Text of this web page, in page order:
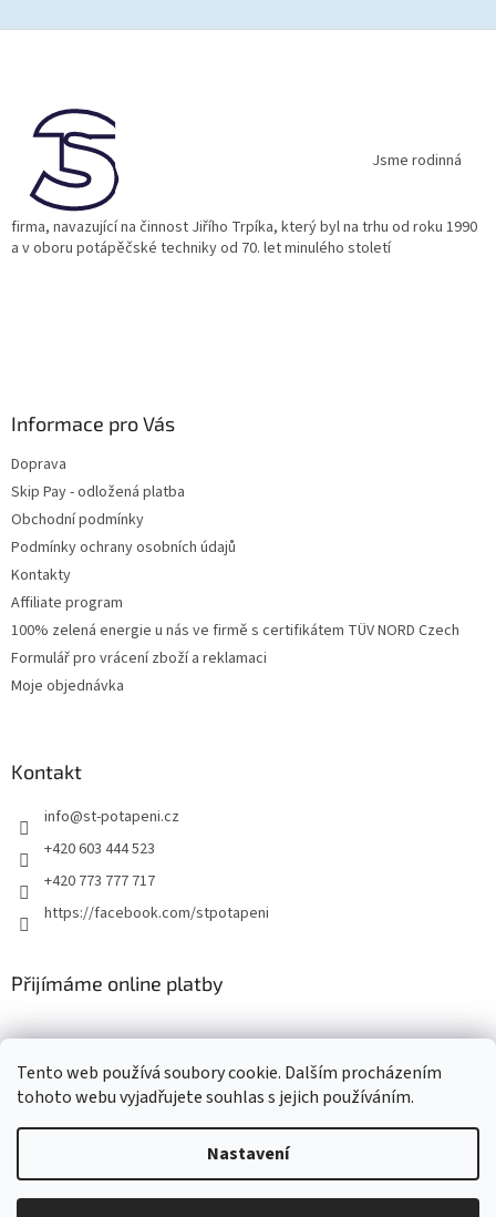
Tento web používá soubory cookie. Dalším procházením
tohoto webu vyjadřujete souhlas s jejich používáním.
Nastavení
Jsme rodinná
firma, navazující na činnost Jiřího Trpíka, který byl na trhu od roku 1990
a v oboru potápěčské techniky od 70. let minulého století
Informace pro Vás
Doprava
Skip Pay - odložená platba
Obchodní podmínky
Podmínky ochrany osobních údajů
Kontakty
Affiliate program
100% zelená energie u nás ve firmě s certifikátem TÜV NORD Czech
Formulář pro vrácení zboží a reklamaci
Moje objednávka
Kontakt
info@st-potapeni.cz
+420 603 444 523
+420 773 777 717
https://facebook.com/stpotapeni
Přijímáme online platby
Copyright 2026ST-potapeni.cz. Všechna práva vyhrazena.Upravit